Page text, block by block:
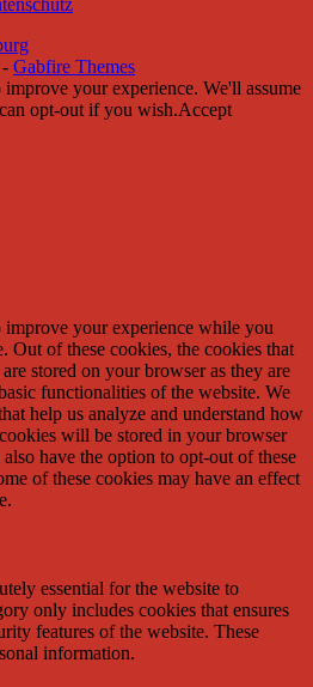
- Gabfire Themes
your experience. We'll assume
opt-out if you wish.Accept
improve your experience while you
Out of these cookies, the cookies that
stored on your browser as they are
functionalities of the website. We
help us analyze and understand how
will be stored in your browser
have the option to opt-out of these
of these cookies may have an effect
essential for the website to
only includes cookies that ensures
features of the website. These
information.